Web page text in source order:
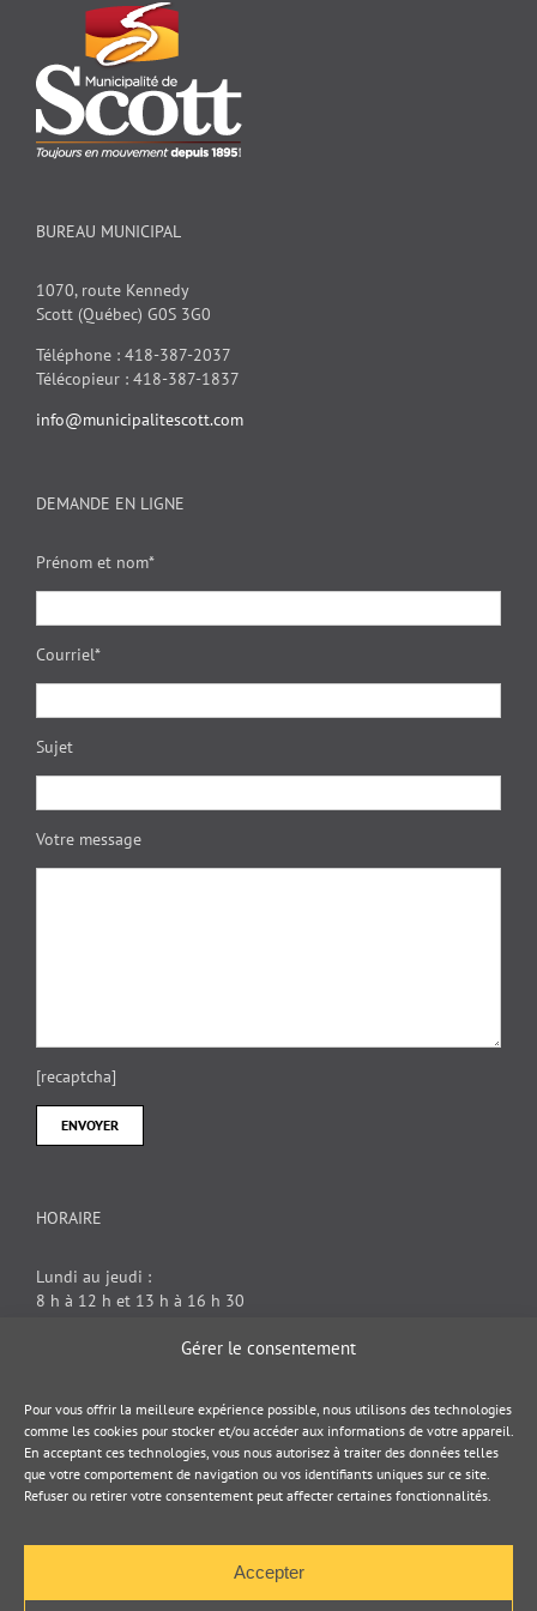
Gérer le consentement
Pour vous offrir la meilleure expérience possible, nous utilisons des technologies
comme les cookies pour stocker et/ou accéder aux informations de votre appareil.
En acceptant ces technologies, vous nous autorisez à traiter des données telles
que votre comportement de navigation ou vos identifiants uniques sur ce site.
Refuser ou retirer votre consentement peut affecter certaines fonctionnalités.
Accepter
BUREAU MUNICIPAL
1070, route Kennedy
Scott (Québec) G0S 3G0
Téléphone : 418-387-2037
Télécopieur : 418-387-1837
info@municipalitescott.com
DEMANDE EN LIGNE
Prénom et nom*
Courriel*
Sujet
Votre message
[recaptcha]
HORAIRE
Lundi au jeudi :
8 h à 12 h et 13 h à 16 h 30
DOCUMENT JURIDIQUE
Politique de cookies